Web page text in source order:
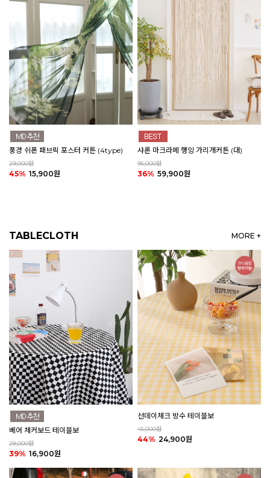
풍경 쉬폰 패브릭 포스터 커튼 (4type)
29,000원
45% 15,900원
샤론 마크라메 행잉 가리개커튼 (대)
95,000원
36% 59,900원
TABLECLOTH MORE +
베어 체커보드 테이블보
28,000원
39% 16,900원
선데이체크 방수 테이블보
45,000원
44% 24,900원